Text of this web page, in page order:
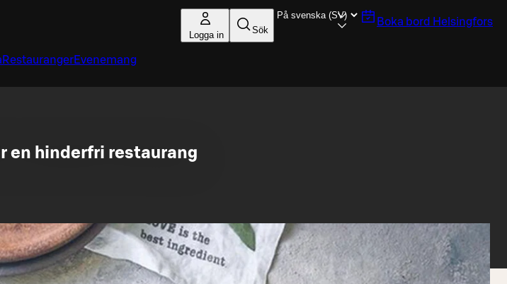
Logga in Sök
Boka bord Helsingfors
RestaurangerEvenemang
en hinderfri restaurang